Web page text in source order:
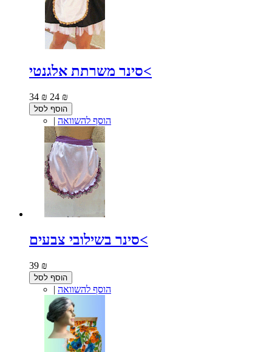
סינר משרתת אלגנטי<
34 ₪ 24 ₪
הוסף לסל
| הוסף להשוואה
סינר בשילובי צבעים<
39 ₪
הוסף לסל
| הוסף להשוואה